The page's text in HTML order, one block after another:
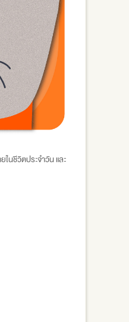
นชีวิตประจำวัน และ